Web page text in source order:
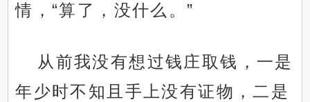
情，“算了，没什么。”
从前我没有想过钱庄取钱，一是
年少时不知且手上没有证物，二是